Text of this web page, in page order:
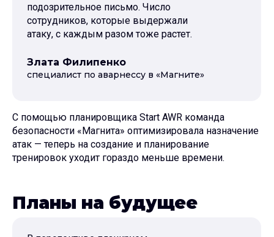
специалист по аварнесcу в «Магните»
Злата Филипенко
подозрительное письмо. Число
сотрудников, которые выдержали
атаку, с каждым разом тоже растет.
С помощью планировщика Start AWR команда
безопасности «Магнита» оптимизировала назначение
атак — теперь на создание и планирование
тренировок уходит гораздо меньше времени.
Планы на будущее